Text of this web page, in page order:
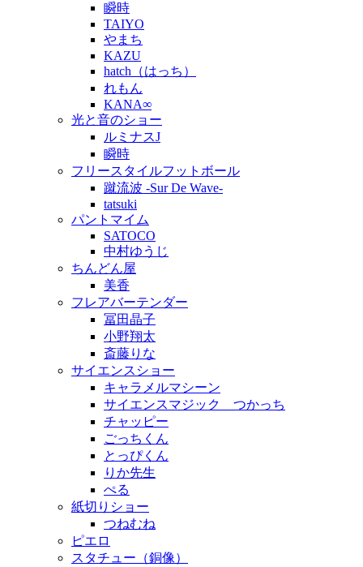
瞬時
TAIYO
やまち
KAZU
hatch（はっち）
れもん
KANA∞
光と音のショー
ルミナスJ
瞬時
フリースタイルフットボール
蹴流波 -Sur De Wave-
tatsuki
パントマイム
SATOCO
中村ゆうじ
ちんどん屋
美香
フレアバーテンダー
冨田晶子
小野翔太
斎藤りな
サイエンスショー
キャラメルマシーン
サイエンスマジック つかっち
チャッピー
ごっちくん
とっぴくん
りか先生
ぺる
紙切りショー
つねむね
ピエロ
スタチュー（銅像）